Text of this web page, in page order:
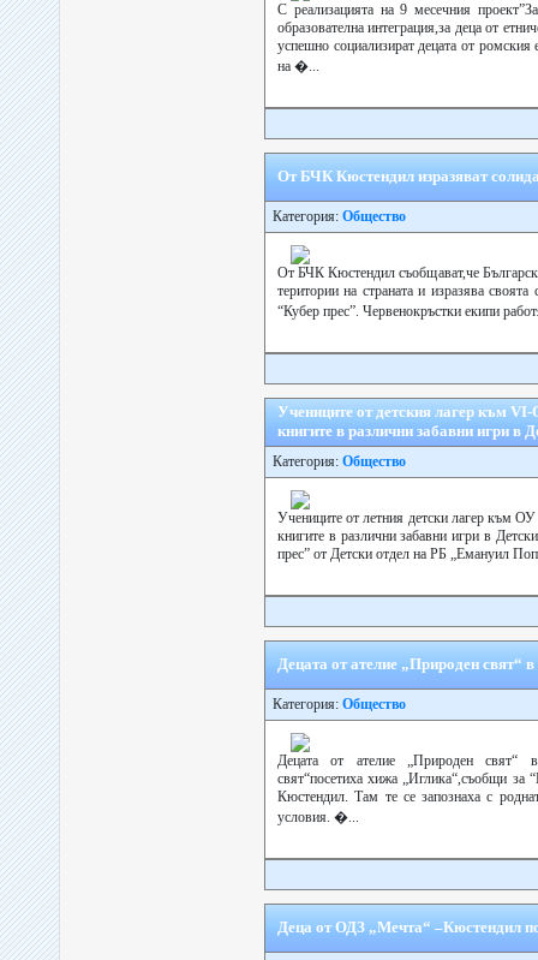
С реализацията на 9 месечния
образователна интеграция,за деца от
успешно социализират децата от
на �...
От БЧК Кюстендил изразяват
Категория: Общество
От БЧК Кюстендил съобщават,че
територии на страната и изразява своята
“Кубер прес”. Червенокръстки екипи
Учениците от детския лагер към
книгите в различни забавни игри в
Категория: Общество
Учениците от летния детски лагер към
книгите в различни забавни игри в
прес” от Детски отдел на РБ „Емануил
Децата от ателие „Природен
Категория: Общество
Децата от ателие „Природен свят“
свят“посетиха хижа „Иглика“,съобщи за
Кюстендил. Там те се запознаха с
условия. �...
Деца от ОДЗ „Мечта“ –Кюстендил